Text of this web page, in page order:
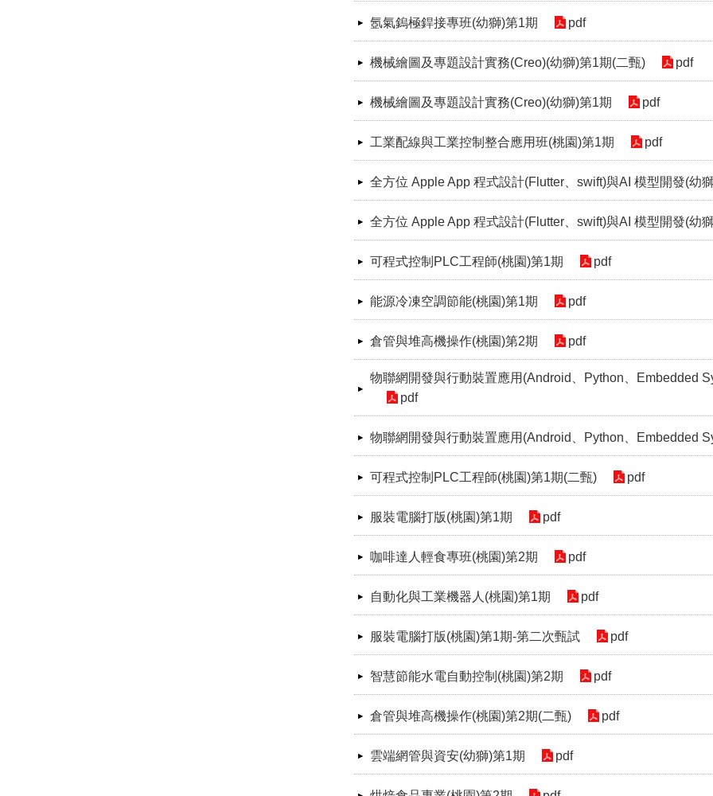
氬氣鎢極銲接專班(幼獅)第1期 pdf
機械繪圖及專題設計實務(Creo)(幼獅)第1期(二甄) pdf
機械繪圖及專題設計實務(Creo)(幼獅)第1期 pdf
工業配線與工業控制整合應用班(桃園)第1期 pdf
全方位 Apple App 程式設計(Flutter、swift)與AI 模型開發(幼
全方位 Apple App 程式設計(Flutter、swift)與AI 模型開發(幼
可程式控制PLC工程師(桃園)第1期 pdf
能源冷凍空調節能(桃園)第1期 pdf
倉管與堆高機操作(桃園)第2期 pdf
物聯網開發與行動裝置應用(Android、Python、Embedded
pdf
物聯網開發與行動裝置應用(Android、Python、Embedded
可程式控制PLC工程師(桃園)第1期(二甄) pdf
服裝電腦打版(桃園)第1期 pdf
咖啡達人輕食專班(桃園)第2期 pdf
自動化與工業機器人(桃園)第1期 pdf
服裝電腦打版(桃園)第1期-第二次甄試 pdf
智慧節能水電自動控制(桃園)第2期 pdf
倉管與堆高機操作(桃園)第2期(二甄) pdf
雲端網管與資安(幼獅)第1期 pdf